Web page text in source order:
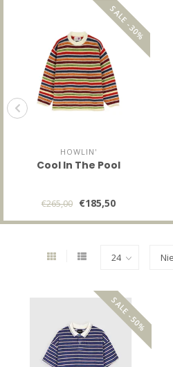
SALE -30%
HOWLIN'
Cool In The Pool
€265,00 €185,50
SALE -50%